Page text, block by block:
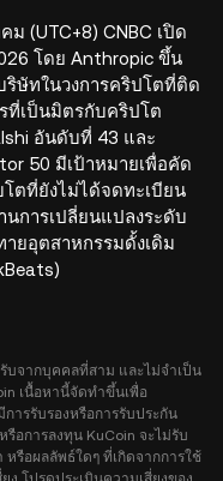
(UTC+8) CNBC เปิด
โดย Anthropic ขึ้น
ษัทในวงการคริปโตที่ติด
ที่เป็นมิตรกับคริปโต
อันดับที่ 43 และ
50 มีเป้าหมายเพื่อคัด
ตที่ยังไม่ได้จดทะเบียน
การเปลี่ยนแปลงระดับ
ยอุตสาหกรรมดั้งเดิม
บจากบุคคลที่สาม และไม่จำเป็น
เนื้อหานี้จัดทำขึ้นเพื่อ
ารรับรองหรือการรับประกัน
อการลงทุน KuCoin จะไม่รับ
รือผลลัพธ์ใดๆ ที่เกิดจากการใช้